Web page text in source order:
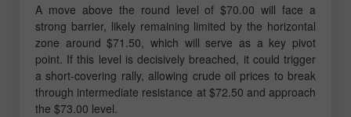
A move above the round level of $70.00 will face a
strong barrier, likely remaining limited by the horizontal
zone around $71.50, which will serve as a key pivot
point. If this level is decisively breached, it could trigger
a short-covering rally, allowing crude oil prices to break
through intermediate resistance at $72.50 and approach
the $73.00 level.